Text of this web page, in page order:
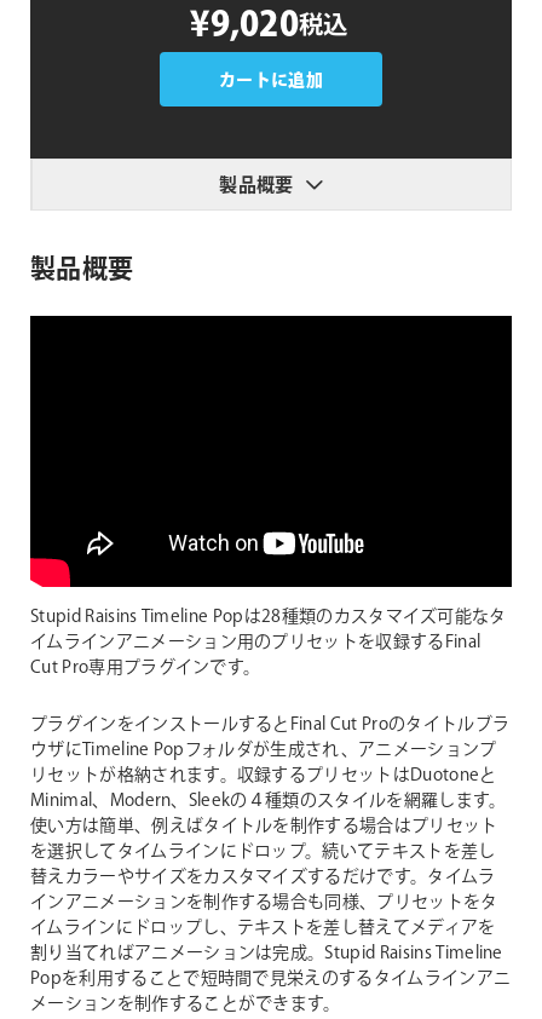
¥9,020税込
カートに追加
製品概要
製品概要
Stupid Raisins Timeline Popは28種類のカスタマイズ可能なタ
イムラインアニメーション用のプリセットを収録するFinal
Cut Pro専用プラグインです。
プラグインをインストールするとFinal Cut Proのタイトルブラ
ウザにTimeline Popフォルダが生成され、アニメーションプ
リセットが格納されます。収録するプリセットはDuotoneと
Minimal、Modern、Sleekの４種類のスタイルを網羅します。
使い方は簡単、例えばタイトルを制作する場合はプリセット
を選択してタイムラインにドロップ。続いてテキストを差し
替えカラーやサイズをカスタマイズするだけです。タイムラ
インアニメーションを制作する場合も同様、プリセットをタ
イムラインにドロップし、テキストを差し替えてメディアを
割り当てればアニメーションは完成。Stupid Raisins Timeline
Popを利用することで短時間で見栄えのするタイムラインアニ
メーションを制作することができます。